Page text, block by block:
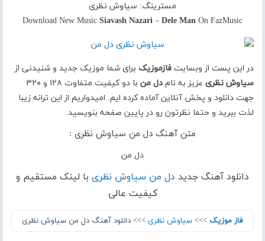
مسترینگ: سیاوش نظری
Download New Music Siavash Nazari – Dele Man On FazMusic
در این پست از وبسایتفازموزیک برای شما موزیک جدید و شنیدنی از
سیاوش نظری عزیز به نامدل من
با دو کیفیت متفاوت ۱۲۸ و ۳۲۰
جهت دانلود و پخش آنلاین آماده کرده ایم. امیدواریم از این ترانه زیبا
لذت ببرید و حتما نظرتون رو در پایین صفحه بنویسید.
متن آهنگ دل من سیاوش نظری :
دل من
دانلود آهنگ جدید دل من سیاوش نظری با لینک مستقیم و
کیفیت عالی
فاز موزیک >>> سیاوش نظری >>> دانلود آهنگ دل من سیاوش نظری